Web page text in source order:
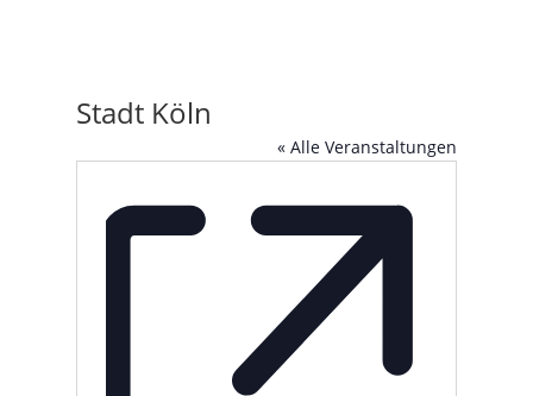
Stadt Köln
« Alle Veranstaltungen